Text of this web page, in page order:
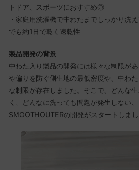
トドア、スポーツにおすすめ◎
・家庭用洗濯機で中わたまでしっかり洗
でも約1日で乾く速乾性
製品開発の背景
中わた入り製品の開発には様々な制限が
や偏りを防ぐ側生地の最低密度や、中わ
な制限が存在しました。そこで、どんな
く、どんなに洗っても問題が発生しない、
SMOOTHOUTERの開発がスタートしまし